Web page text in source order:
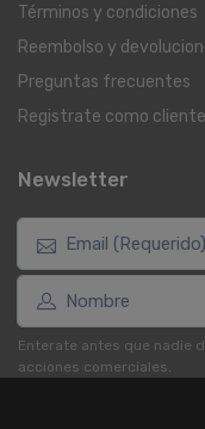
Términos y condiciones
Reembolso y
Preguntas frecuentes
Registrate como cliente
Newsletter
Enterate antes que nadie
acciones comerciales.